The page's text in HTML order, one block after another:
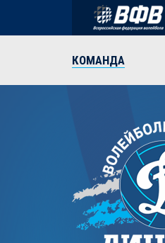
КОМАНДА